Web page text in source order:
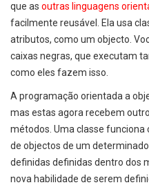
que as outras linguagens
facilmente reusável. Ela usa
atributos, como um objecto.
caixas negras, que executam
como eles fazem isso.
A programação orientada a
mas estas agora recebem
métodos. Uma classe
de objectos de um
definidas definidas dentro dos
nova habilidade de serem